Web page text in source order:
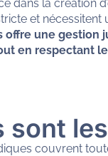
dans la
et
offre une
en respectant
sont
couvrent